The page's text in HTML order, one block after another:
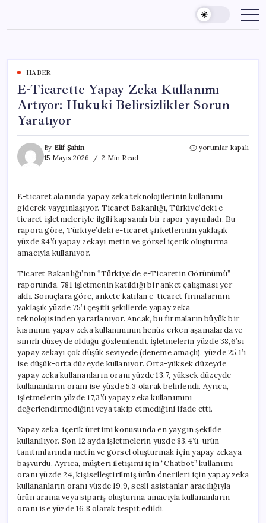
content
HABER
E-Ticarette Yapay Zeka Kullanımı
Artıyor: Hukuki Belirsizlikler Sorun
Yaratıyor
By Elif Şahin
15 Mayıs 2026
2 Min Read
E-
Artıyor:
Hukuki
Belirsizlikler
Sorun
Yaratıyor
için
yorumlar kapalı
E-ticaret alanında yapay zeka teknolojilerinin kullanımı
giderek yaygınlaşıyor. Ticaret Bakanlığı, Türkiye’deki e-
ticaret işletmeleriyle ilgili kapsamlı bir rapor yayımladı. Bu
rapora göre, Türkiye’deki e-ticaret şirketlerinin yaklaşık
yüzde 84’ü yapay zekayı metin ve görsel içerik oluşturma
amacıyla kullanıyor.
Ticaret Bakanlığı’nın “Türkiye’de e-Ticaretin Görünümü”
raporunda, 781 işletmenin katıldığı bir anket çalışması yer
aldı. Sonuçlara göre, ankete katılan e-ticaret firmalarının
yaklaşık yüzde 75’i çeşitli şekillerde yapay zeka
teknolojisinden yararlanıyor. Ancak, bu firmaların büyük bir
kısmının yapay zeka kullanımının henüz erken aşamalarda ve
sınırlı düzeyde olduğu gözlemlendi. İşletmelerin yüzde 38,6’sı
yapay zekayı çok düşük seviyede (deneme amaçlı), yüzde 25,1’i
ise düşük-orta düzeyde kullanıyor. Orta-yüksek düzeyde
yapay zeka kullananların oranı yüzde 13,7, yüksek düzeyde
kullananların oranı ise yüzde 5,3 olarak belirlendi. Ayrıca,
işletmelerin yüzde 17,3’ü yapay zeka kullanımını
değerlendirmediğini veya takip etmediğini ifade etti.
Yapay zeka, içerik üretimi konusunda en yaygın şekilde
kullanılıyor. Son 12 ayda işletmelerin yüzde 83,4’ü, ürün
tanıtımlarında metin ve görsel oluşturmak için yapay zekaya
başvurdu. Ayrıca, müşteri iletişimi için “Chatbot” kullanımı
oranı yüzde 24, kişiselleştirilmiş ürün önerileri için yapay zeka
kullananların oranı yüzde 19,9, sesli asistanlar aracılığıyla
ürün arama veya sipariş oluşturma amacıyla kullananların
oranı ise yüzde 16,8 olarak tespit edildi.